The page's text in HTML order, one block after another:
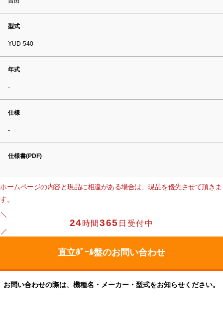
型式
YUD-540
年式
-
仕様
-
仕様書(PDF)
ホームページの内容と現品に相違がある場合は、現品を優先させて頂きま
す。
24時間365 日受付中
お問い合わせの際は、機種名・メーカー・型式をお知らせください。